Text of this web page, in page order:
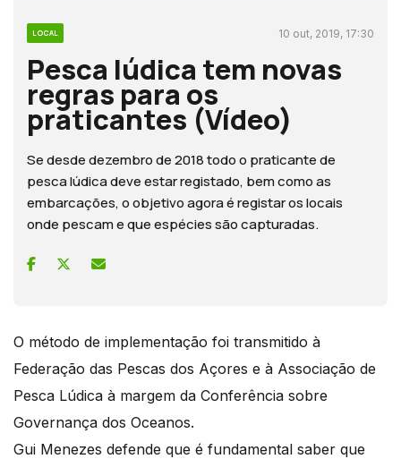
LOCAL 10 out, 2019, 17:30
Pesca lúdica tem novas
regras para os
praticantes (Vídeo)
Se desde dezembro de 2018 todo o praticante de
pesca lúdica deve estar registado, bem como as
embarcações, o objetivo agora é registar os locais
onde pescam e que espécies são capturadas.
O método de implementação foi transmitido à
Federação das Pescas dos Açores e à Associação de
Pesca Lúdica à margem da Conferência sobre
Governança dos Oceanos.
Gui Menezes defende que é fundamental saber que